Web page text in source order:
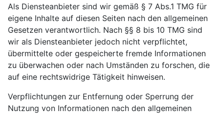
Als Diensteanbieter sind wir gemäß § 7 Abs.1 TMG für
eigene Inhalte auf diesen Seiten nach den allgemeinen
Gesetzen verantwortlich. Nach §§ 8 bis 10 TMG sind
wir als Diensteanbieter jedoch nicht verpflichtet,
übermittelte oder gespeicherte fremde Informationen
zu überwachen oder nach Umständen zu forschen, die
auf eine rechtswidrige Tätigkeit hinweisen.
Verpflichtungen zur Entfernung oder Sperrung der
Nutzung von Informationen nach den allgemeinen